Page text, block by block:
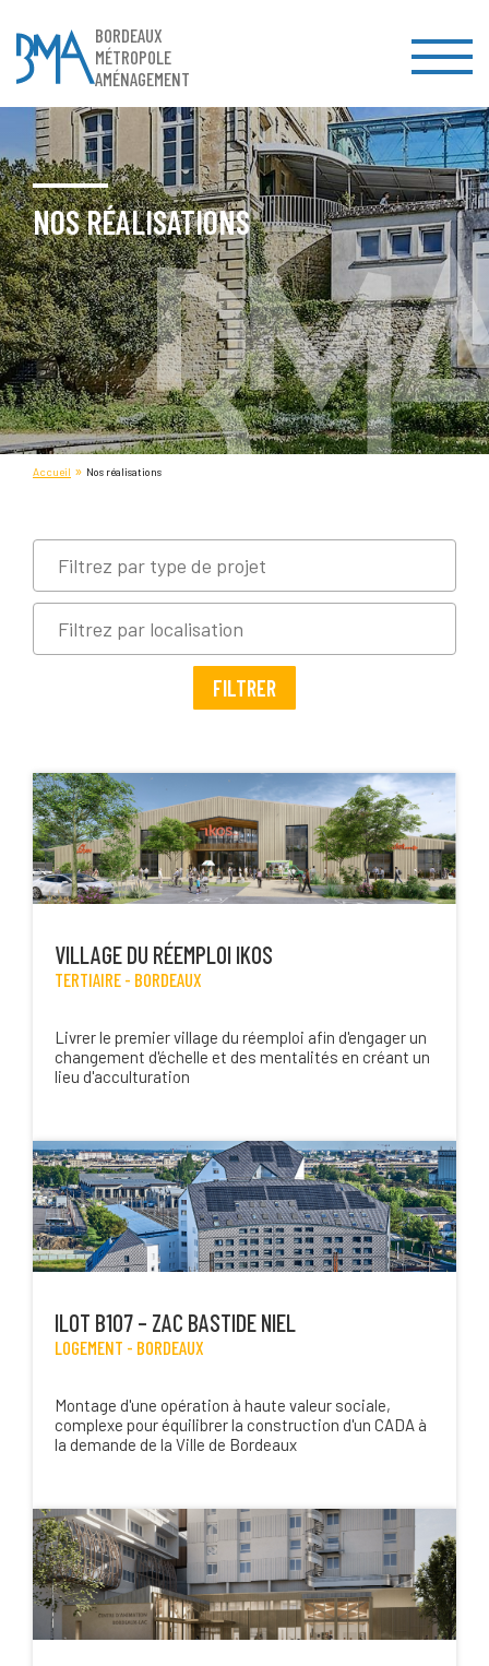
BORDEAUX
MÉTROPOLE
AMÉNAGEMENT
NOS RÉALISATIONS
Accueil » Nos réalisations
FILTRER
VILLAGE DU RÉEMPLOI IKOS
TERTIAIRE - BORDEAUX
Livrer le premier village du réemploi afin d'engager un
changement d'échelle et des mentalités en créant un
lieu d'acculturation
ILOT B107 – ZAC BASTIDE NIEL
LOGEMENT - BORDEAUX
Montage d'une opération à haute valeur sociale,
complexe pour équilibrer la construction d'un CADA à
la demande de la Ville de Bordeaux